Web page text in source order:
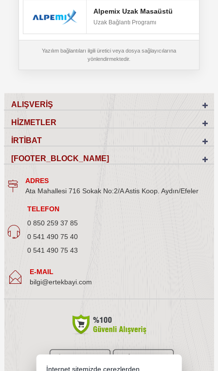
Alpemix Uzak Masaüstü
Uzak Bağlantı Programı
Yazılım bağlantıları ilgili üretici veya dosya sağlayıcılarına
yönlendirmektedir.
ALIŞVERİŞ
HİZMETLER
İRTİBAT
[FOOTER_BLOCK_NAME]
ADRES
Ata Mahallesi 716 Sokak No:2/A Astis Koop. Aydın/Efeler
TELEFON
0 850 259 37 85
0 541 490 75 40
0 541 490 75 43
E-MAIL
bilgi@ertekbayi.com
İnternet sitemizde çerezlerden